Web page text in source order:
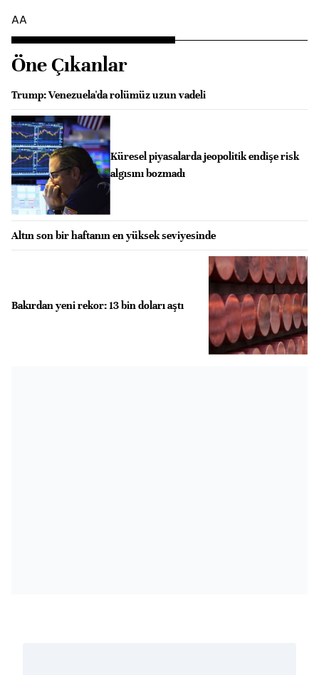
AA
Öne Çıkanlar
Trump: Venezuela'da rolümüz uzun vadeli
Küresel piyasalarda jeopolitik endişe risk
algısını bozmadı
Altın son bir haftanın en yüksek seviyesinde
Bakırdan yeni rekor: 13 bin doları aştı